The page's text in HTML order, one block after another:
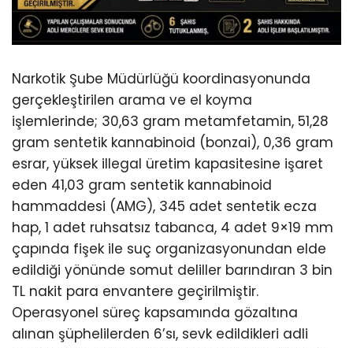
Narkotik Şube Müdürlüğü koordinasyonunda
gerçekleştirilen arama ve el koyma
işlemlerinde; 30,63 gram metamfetamin, 51,28
gram sentetik kannabinoid (bonzai), 0,36 gram
esrar, yüksek illegal üretim kapasitesine işaret
eden 41,03 gram sentetik kannabinoid
hammaddesi (AMG), 345 adet sentetik ecza
hap, 1 adet ruhsatsız tabanca, 4 adet 9×19 mm
çapında fişek ile suç organizasyonundan elde
edildiği yönünde somut deliller barındıran 3 bin
TL nakit para envantere geçirilmiştir.
Operasyonel süreç kapsamında gözaltına
alınan şüphelilerden 6’sı, sevk edildikleri adli